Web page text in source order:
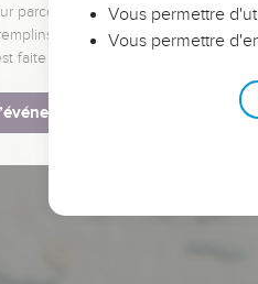
parcours et les clés pour avancer
Que vous guidiez un
faite pour vous.
Vous permettre
Vous permettre